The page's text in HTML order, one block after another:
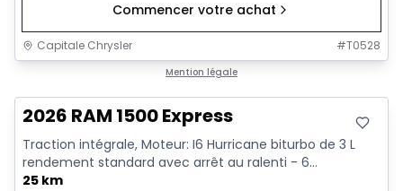
Commencer votre achat
Capitale Chrysler #T0528
Mention légale
2026 RAM 1500 Express
Traction intégrale, Moteur: I6 Hurricane biturbo de 3 L
rendement standard avec arrêt au ralenti - 6...
25 km